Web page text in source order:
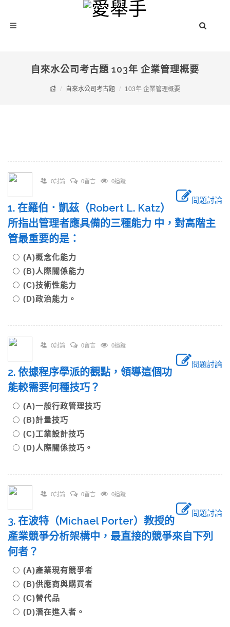
自來水公司考古題 103年 企業管理概要
自來水公司考古題 103年 企業管理概要
0討論 0留言 0追蹤
問題討論
1. 在羅伯．凱茲（Robert L. Katz）
所指出管理者應具備的三種能力 中，對高階主
管最重要的是：
(A)概念化能力
(B)人際關係能力
(C)技術性能力
(D)政治能力。
0討論 0留言 0追蹤
問題討論
2. 依據程序學派的觀點，領導這個功
能較需要何種技巧？
(A)一般行政管理技巧
(B)計量技巧
(C)工業設計技巧
(D)人際關係技巧。
0討論 0留言 0追蹤
問題討論
3. 在波特（Michael Porter）教授的
產業競爭分析架構中，最直接的競爭來自下列
何者？
(A)產業現有競爭者
(B)供應商與購買者
(C)替代品
(D)潛在進入者。